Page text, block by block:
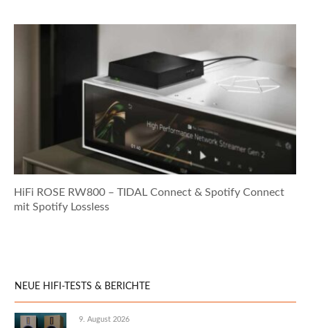
HiFi ROSE RW800 – TIDAL Connect & Spotify Connect
mit Spotify Lossless
NEUE HIFI-TESTS & BERICHTE
9. August 2026